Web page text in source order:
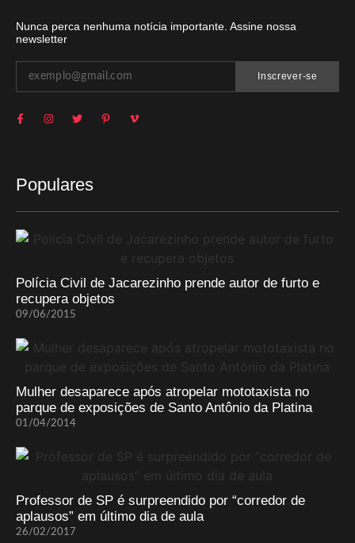
Nunca perca nenhuma notícia importante. Assine nossa
newsletter
Inscrever-se
Populares
Polícia Civil de Jacarezinho prende autor de furto e
recupera objetos
09/06/2015
Mulher desaparece após atropelar mototaxista no
parque de exposições de Santo Antônio da Platina
01/04/2014
Professor de SP é surpreendido por “corredor de
aplausos” em último dia de aula
26/02/2017